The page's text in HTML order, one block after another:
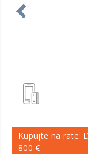
Kupujte na rate:
800 €